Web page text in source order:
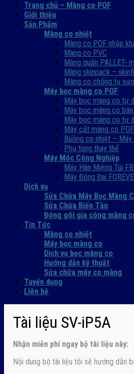
Trang chủ – Màng co POF
Giới thiệu
Sản Phẩm
Màng co nhiệt
Màng co POF nhập
Màng co PVC
Màng quấn PALLET-
Màng skinpack –
Màng co chống tụ
Máy bọc màng co POF
Máy bọc màng co tự
Máy bọc màng co
Máy bọc màng co tự
Máy cắt màng co POF
Buồng co nhiệt –
Phụ tùng thay thế
Máy Móc Công Nghiệp
Máy Hàn Miệng Túi
Máy Đóng Đai
Dịch vụ
Sửa Chữa Máy Bọc Màng
Sửa Chữa Biến Tần
Đóng gói gia công màng
Tin Tức
Màng co nhiệt
Máy bọc màng co
Dich vụ bọc màng co
Hướng dẫn kỹ thuật
Sửa chữa máy co màng
Tuyển dụng
Liên hệ
Tài liệu SV-iP5A
Nhận miễn phí ngay bộ tài liệu này:
Nội dung bộ tài liệu tôi sẽ hướng dẫn